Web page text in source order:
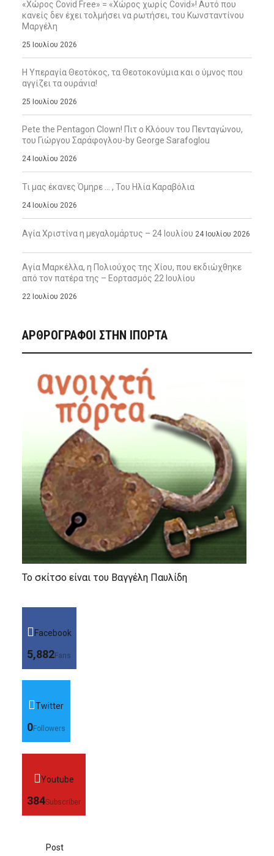
«Χώρος Covid Free» = «Χώρος χωρίς Covid»! Αυτό που
κανείς δεν έχει τολμήσει να ρωτήσει, του Κωνσταντίνου
Μαργέλη
25 Ιουλίου 2026
Η Υπεραγία Θεοτόκος, τα Θεοτοκονύμια και ο ύμνος που
αγγίζει τα ουράνια!
25 Ιουλίου 2026
Pete the Pentagon Clown! Πιτ ο Κλόουν του Πενταγώνου,
του Γιώργου Σαράφογλου-by George Sarafoglou
24 Ιουλίου 2026
Τι μας έκανες Όμηρε … , Του Ηλία Καραβόλια
24 Ιουλίου 2026
Αγία Χριστίνα η μεγαλομάρτυς – 24 Ιουλίου 24 Ιουλίου 2026
Αγία Μαρκέλλα, η Πολιούχος της Χίου, που εκδιώχθηκε
από τον πατέρα της – Εορτασμός 22 Ιουλίου
22 Ιουλίου 2026
ΑΡΘΡΟΓΡΑΦΟΙ ΣΤΗΝ IΠΟΡΤΑ
Το σκίτσο είναι του Βαγγέλη Παυλίδη
Facebook
5,882Fans
Twitter
0Followers
Youtube
384Subscriber
Post